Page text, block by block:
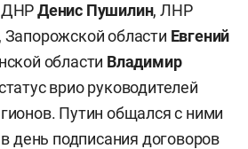
ДНРДенис Пушилин, ЛНР
, Запорожской области Евгений
области Владимир
врио руководителей
Путин общался с ними
день подписания договоров